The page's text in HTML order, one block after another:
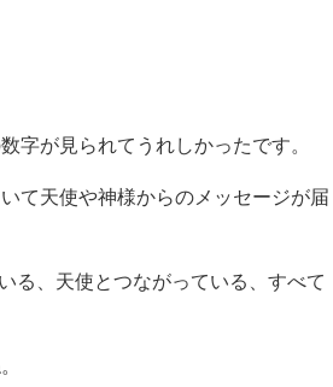
字が見られてうれしかったです。
て天使や神様からのメッセージが届
る、天使とつながっている、すべて